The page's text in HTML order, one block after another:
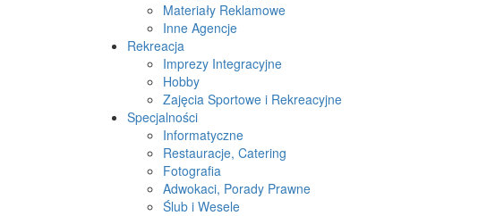
Materiały Reklamowe
Inne Agencje
Rekreacja
Imprezy Integracyjne
Hobby
Zajęcia Sportowe i Rekreacyjne
Specjalności
Informatyczne
Restauracje, Catering
Fotografia
Adwokaci, Porady Prawne
Ślub i Wesele